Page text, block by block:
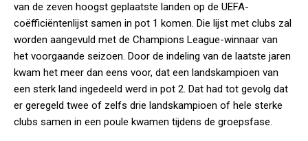
van de zeven hoogst geplaatste landen op de UEFA-
coëfficiëntenlijst samen in pot 1 komen. Die lijst met clubs zal
worden aangevuld met de Champions League-winnaar van
het voorgaande seizoen. Door de indeling van de laatste jaren
kwam het meer dan eens voor, dat een landskampioen van
een sterk land ingedeeld werd in pot 2. Dat had tot gevolg dat
er geregeld twee of zelfs drie landskampioen of hele sterke
clubs samen in een poule kwamen tijdens de groepsfase.